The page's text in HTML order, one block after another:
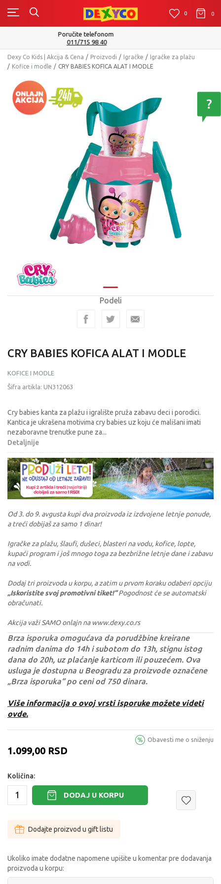
0 0 0
Isporuku možete očekivati u roku od 2 do 4 radna dana!
Pogledaj više
Dexy Co Kids | Akcija & Cena Proizvodi Igračke
Igračke za plažu
Kofice i modle
CRY BABIES KOFICA ALAT I MODLE
Podeli
CRY BABIES KOFICA ALAT I MODLE
KOFICE I MODLE
Šifra artikla: UN312063
Cry babies kanta za plažu i igralište pruža zabavu deci i porodici.
Kantica je ukrašena motivima cry babies uz koju će mališani imati
nezaboravne trenutke pune za...
Detaljnije
Od 3. do 9. avgusta kupi dva proizvoda iz izdvojene letnje ponude,
a treći dobijaš za samo 1 dinar!
Igračke za plažu, šlaufi, dušeci, blasteri na vodu, kofice, lopte,
kupaći program i još mnogo toga za bezbrižne letnje dane i zabavu
na vodi.
Dodaj tri proizvoda u korpu, a zatim u prvom koraku odaberi opciju
„Iskoristite svoj promotivni tiket!“Pogodnost će se automatski
obračunati.
Akcija važi SAMO onlajn na www.dexy.co.rs
Brza isporuka omogućava da porudžbine kreirane
radnim danima do 14h i subotom do 13h, stignu istog
dana do 20h, uz plaćanje karticom ili pouzećem. Ova
usluga je dostupna u Beogradu za proizvode označene
„Brza isporuka“ po ceni od 750 dinara.
Više informacija o ovoj vrsti isporuke možete videti
ovde.
1.099,00 RSD
Obavesti me o sniženju
Količina:
DODAJ U KORPU
Dodajte proizvod u gift listu
Ukoliko imate dodatne napomene upišite u komentar pre dodavanja
proizvoda u korpu: